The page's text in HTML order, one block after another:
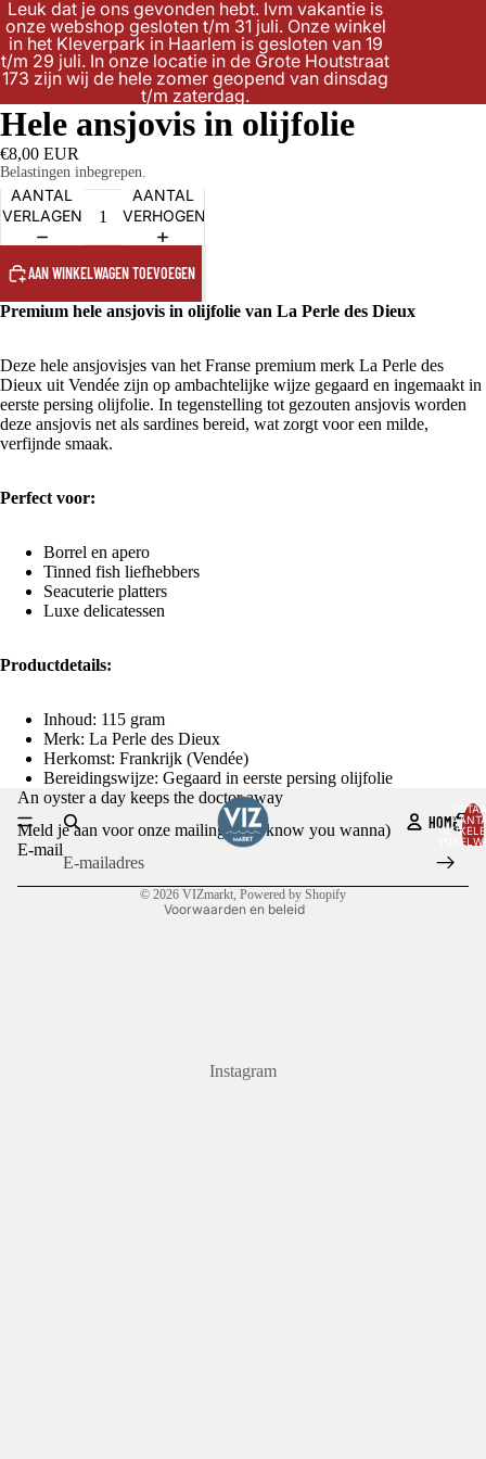
Leuk dat je ons gevonden hebt. Ivm vakantie is
onze webshop gesloten t/m 31 juli. Onze winkel
in het Kleverpark in Haarlem is gesloten van 19
t/m 29 juli. In onze locatie in de Grote Houtstraat
173 zijn wij de hele zomer geopend van dinsdag
t/m zaterdag.
HOME
AFBEELDING
OPENEN
VOLLEDIG
Hele ansjovis in olijfolie
€8,00 EUR
Belastingen inbegrepen.
AANTAL
VERLAGEN
AANTAL
VERHOGEN
AAN WINKELWAGEN TOEVOEGEN
Premium hele ansjovis in olijfolie van La Perle des Dieux
Deze hele ansjovisjes van het Franse premium merk La Perle des
Dieux uit Vendée zijn op ambachtelijke wijze gegaard en ingemaakt in
eerste persing olijfolie. In tegenstelling tot gezouten ansjovis worden
deze ansjovis net als sardines bereid, wat zorgt voor een milde,
verfijnde smaak.
Perfect voor:
Borrel en apero
Tinned fish liefhebbers
Seacuterie platters
Luxe delicatessen
Productdetails:
Inhoud: 115 gram
Merk: La Perle des Dieux
Herkomst: Frankrijk (Vendée)
Bereidingswijze: Gegaard in eerste persing olijfolie
An oyster a day keeps the doctor away
Meld je aan voor onze mailing (you know you wanna)
E-mail
© 2026 VIZmarkt , Powered by Shopify
Voorwaarden en beleid
Privacybeleid
Terugbetalingsbeleid
Algemene voorwaarden
Contactgegevens
Instagram